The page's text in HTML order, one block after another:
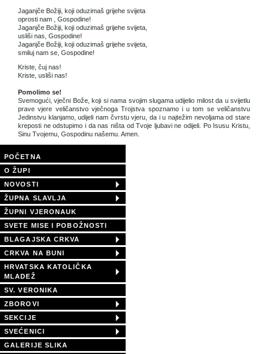
Jaganjče Božiji, koji oduzimaš grijehe svijeta
oprosti nam , Gospodine!
Jaganjče Božiji, koji oduzimaš grijehe svijeta,
usliši nas, Gospodine!
Jaganjče Božiji, koji oduzimaš grijehe svijeta,
smiluj nam se, Gospodine!
Kriste, čuj nas!
Kriste, usliši nas!
Pomolimo se!
Svemogući, vječni Bože, koji si nama svojim slugama udijelio milost da u svijetlu
prave vjere veličanstvo vječnoga Trojstva spoznamo i u tom se veličanstvu
Jedinstvu klanjamo, udijeli nam čvrstu vjeru, da i u najtežim nevoljama od stare
kreposti ne odstupimo i da nas ništa od Tvoje ljubavi ne odijeli. Po Isusu Kristu,
Sinu Tvojemu, Gospodinu našemu. Amen.
POČETNA
O ŽUPI
NOVOSTI
ŽUPNA SLAVLJA
ŽUPNI VJERONAUK
SVETE MISE I POBOŽNOSTI
BLAGAJSKA CRKVA
CRKVA NA BUNI
HRVATSKA KATOLIČKA
MLADEŽ
SV. VERONIKA
ZBOROVI
SEKCIJE
SVEĆENICI
GALERIJE SLIKA